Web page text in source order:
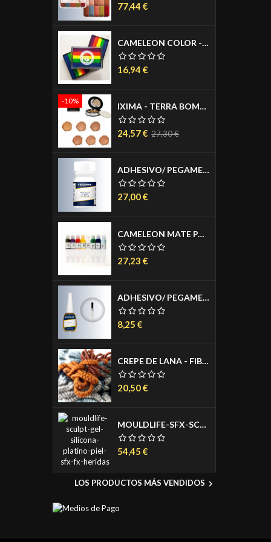
Precio
77,44 €
CAMELEON COLOR - BLOCKS AGUACOLOR PASTILLA 30 GR.
Precio
16,94 €
-10%
IXIMA - TERRA BOMBATA - BACKED BRONZER - POLVOS BRONCEADORES - SEDOSOS Y MICRO FINOS 12GR
Precio
24,57 € Precio
27,30 €
ADHESIVO/ PEGAMENTO PARA PRÓTESIS - PROS AIDE 50 ML.
Precio
27,00 €
CAMELEON MATE PARA AERÓGRAFO 50 ML.
Precio
27,23 €
ADHESIVO/ PEGAMENTO - MASTIX SPIRIT GUM 12 ML.
Precio
8,25 €
CREPE DE LANA - FIBRA DE LANA PARA SIMULAR PELO HUMANO DE 1 METRO
Precio
20,50 €
MOULDLIFE-SFX-SCULPT GEL-SILICONA DE PLATINO PARA APLICAR EN PIEL 3 COMPONENTES A+B+C 150ML
Precio
54,45 €
LOS PRODUCTOS MÁS VENDIDOS 